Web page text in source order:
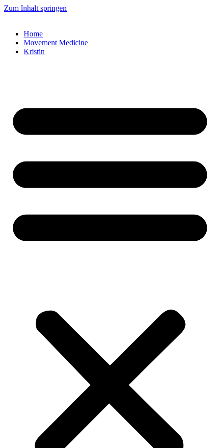
Zum Inhalt springen
Home
Movement Medicine
Kristin